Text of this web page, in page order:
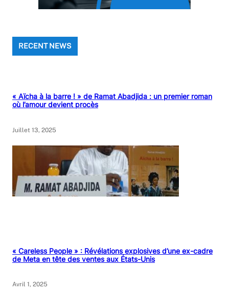
RECENT NEWS
« Aïcha à la barre ! » de Ramat Abadjida : un premier roman
où l’amour devient procès
Juillet 13, 2025
« Careless People » : Révélations explosives d’une ex-cadre
de Meta en tête des ventes aux États-Unis
Avril 1, 2025